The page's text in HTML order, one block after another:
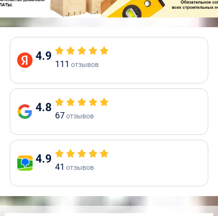
4.9
111 отзывов
4.8
67отзывов
4.9
41 отзывов